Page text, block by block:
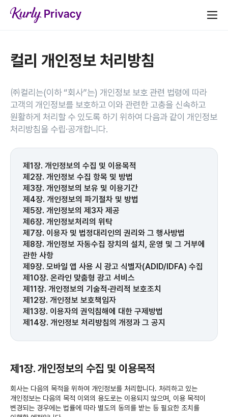
컬리 개인정보 처리방침
㈜컬리는(이하 “회사”는) 개인정보 보호 관련 법령에 따라
고객의 개인정보를 보호하고 이와 관련한 고충을 신속하고
원활하게 처리할 수 있도록 하기 위하여 다음과 같이 개인정보
처리방침을 수립·공개합니다.
제1장. 개인정보의 수집 및 이용목적
제2장. 개인정보 수집 항목 및 방법
제3장. 개인정보의 보유 및 이용기간
제4장. 개인정보의 파기절차 및 방법
제5장. 개인정보의 제3자 제공
제6장. 개인정보처리의 위탁
제7장. 이용자 및 법정대리인의 권리와 그 행사방법
제8장. 개인정보 자동수집 장치의 설치, 운영 및 그 거부에
관한 사항
제9장. 모바일 앱 사용 시 광고 식별자(ADID/IDFA) 수집
제10장. 온라인 맞춤형 광고 서비스
제11장. 개인정보의 기술적∙관리적 보호조치
제12장. 개인정보 보호책임자
제13장. 이용자의 권익침해에 대한 구제방법
제14장. 개인정보 처리방침의 개정과 그 공지
제1장. 개인정보의 수집 및 이용목적
회사는 다음의 목적을 위하여 개인정보를 처리합니다. 처리하고 있는
개인정보는 다음의 목적 이외의 용도로는 이용되지 않으며, 이용 목적이
변경되는 경우에는 법률에 따라 별도의 동의를 받는 등 필요한 조치를